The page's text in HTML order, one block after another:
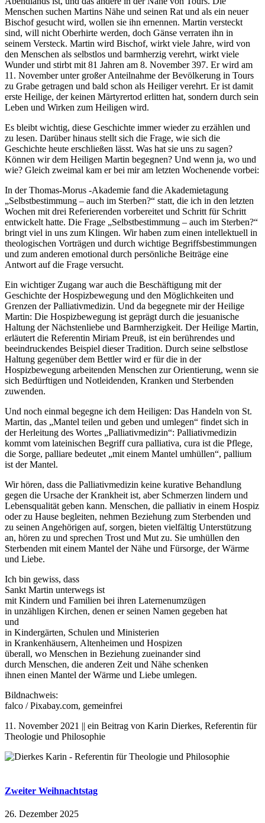
Menschen suchen Martins Nähe und seinen Rat und als ein neuer
Bischof gesucht wird, wollen sie ihn ernennen. Martin versteckt
sind, will nicht Oberhirte werden, doch Gänse verraten ihn in
seinem Versteck. Martin wird Bischof, wirkt viele Jahre, wird von
den Menschen als selbstlos und barmherzig verehrt, wirkt viele
Wunder und stirbt mit 81 Jahren am 8. November 397. Er wird am
11. November unter großer Anteilnahme der Bevölkerung in Tours
zu Grabe getragen und bald schon als Heiliger verehrt. Er ist damit
erste Heilige, der keinen Märtyrertod erlitten hat, sondern durch sein
Leben und Wirken zum Heiligen wird.
Es bleibt wichtig, diese Geschichte immer wieder zu erzählen und
zu lesen. Darüber hinaus stellt sich die Frage, wie sich die
Geschichte heute erschließen lässt. Was hat sie uns zu sagen?
Können wir dem Heiligen Martin begegnen? Und wenn ja, wo und
wie? Gleich zweimal kam er bei mir am letzten Wochenende vorbei:
In der Thomas-Morus -Akademie fand die Akademietagung
„Selbstbestimmung – auch im Sterben?“ statt, die ich in den letzten
Wochen mit drei Referierenden vorbereitet und Schritt für Schritt
entwickelt hatte. Die Frage „Selbstbestimmung – auch im Sterben?“
bringt viel in uns zum Klingen. Wir haben zum einen intellektuell in
theologischen Vorträgen und durch wichtige Begriffsbestimmungen
und zum anderen emotional durch persönliche Beiträge eine
Antwort auf die Frage versucht.
Ein wichtiger Zugang war auch die Beschäftigung mit der
Geschichte der Hospizbewegung und den Möglichkeiten und
Grenzen der Palliativmedizin. Und da begegnete mir der Heilige
Martin: Die Hospizbewegung ist geprägt durch die jesuanische
Haltung der Nächstenliebe und Barmherzigkeit. Der Heilige Martin,
erläutert die Referentin Miriam Preuß, ist ein berührendes und
beeindruckendes Beispiel dieser Tradition. Durch seine selbstlose
Haltung gegenüber dem Bettler wird er für die in der
Hospizbewegung arbeitenden Menschen zur Orientierung, wenn sie
sich Bedürftigen und Notleidenden, Kranken und Sterbenden
zuwenden.
Und noch einmal begegne ich dem Heiligen: Das Handeln von St.
Martin, das „Mantel teilen und geben und umlegen“ findet sich in
der Herleitung des Wortes „Palliativmedizin“: Palliativmedizin
kommt vom lateinischen Begriff cura palliativa, cura ist die Pflege,
die Sorge, palliare bedeutet „mit einem Mantel umhüllen“, pallium
ist der Mantel.
Wir hören, dass die Palliativmedizin keine kurative Behandlung
gegen die Ursache der Krankheit ist, aber Schmerzen lindern und
Lebensqualität geben kann. Menschen, die palliativ in einem Hospiz
oder zu Hause begleiten, nehmen Beziehung zum Sterbenden und
zu seinen Angehörigen auf, sorgen, bieten vielfältig Unterstützung
an, hören zu und sprechen Trost und Mut zu. Sie umhüllen den
Sterbenden mit einem Mantel der Nähe und Fürsorge, der Wärme
und Liebe.
Ich bin gewiss, dass
Sankt Martin unterwegs ist
mit Kindern und Familien bei ihren Laternenumzügen
in unzähligen Kirchen, denen er seinen Namen gegeben hat
und
in Kindergärten, Schulen und Ministerien
in Krankenhäusern, Altenheimen und Hospizen
überall, wo Menschen in Beziehung zueinander sind
durch Menschen, die anderen Zeit und Nähe schenken
ihnen einen Mantel der Wärme und Liebe umlegen.
Bildnachweis:
falco / Pixabay.com, gemeinfrei
11. November 2021 || ein Beitrag von Karin Dierkes, Referentin für
Theologie und Philosophie
Zweiter Weihnachtstag
26. Dezember 2025